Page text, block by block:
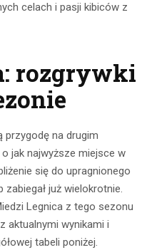
celach i pasji kibiców z
rozgrywki
przygodę na drugim
jak najwyższe miejsce w
się do upragnionego
już wielokrotnie.
Legnica z tego sezonu
aktualnymi wynikami i
tabeli poniżej.